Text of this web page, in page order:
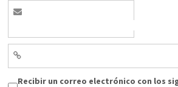
Recibir un correo electrónico con los